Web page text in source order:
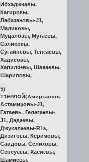
Ибхаджиевы,
Кагировы,
Лабазановы-J1,
Маликовы,
Муцаловы, Мутаевы,
Саликовы,
Сугаиповы, Тепсаевы,
Хадисовы,
Хапиляевы, Шалаевы,
Шариповы,
5)
Т1ЕРЛОЙ(Амирхановы,
Астамировы-J1,
Гатаевы, Гелагаевы-
J1, Дадаевы,
Джукалаевы-R1a,
Дизиговы, Керимовы,
Саидовы, Селиховы,
Сепсуевы, Хасиевы,
Шамиевы,